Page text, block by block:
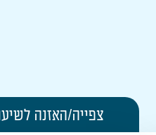
צפייה/האזנה